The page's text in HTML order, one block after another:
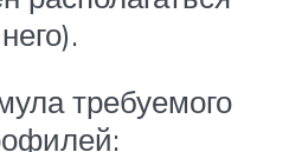
требуемого